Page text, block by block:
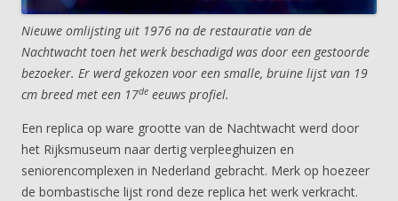
Nieuwe omlijsting uit 1976 na de restauratie van de
Nachtwacht toen het werk beschadigd was door een gestoorde
bezoeker. Er werd gekozen voor een smalle, bruine lijst van 19
cm breed met een 17de eeuws profiel.
Een replica op ware grootte van de Nachtwacht werd door
het Rijksmuseum naar dertig verpleeghuizen en
seniorencomplexen in Nederland gebracht. Merk op hoezeer
de bombastische lijst rond deze replica het werk verkracht.